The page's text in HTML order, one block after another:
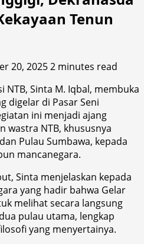
Tenun
20, 20252 minutes read
NTB, Sinta M. Iqbal, membuka
digelar di Pasar Seni
ini menjadi ajang
wastra NTB, khususnya
Pulau Sumbawa, kepada
mancanegara.
Sinta menjelaskan kepada
yang hadir bahwa Gelar
melihat secara langsung
pulau utama, lengkap
yang menyertainya.